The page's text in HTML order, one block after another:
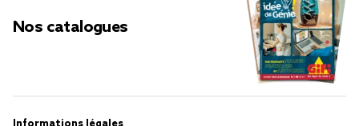
Nos catalogues